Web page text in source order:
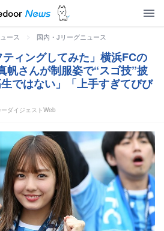
ース > 国内・Jリーグニュース
ティングしてみた」横浜FCの
帆さんが制服姿で“スゴ技”披
ではない」「上手すぎてびび
ダイジェストWeb